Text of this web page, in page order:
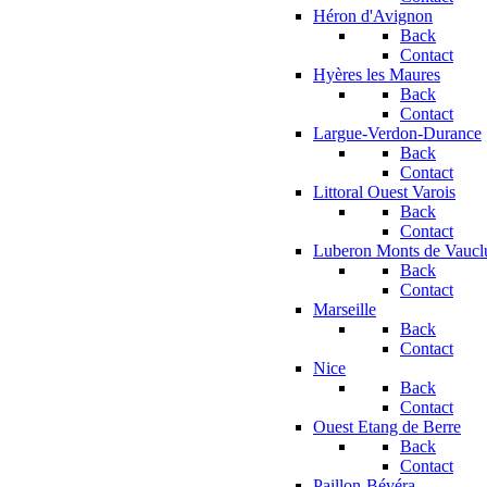
Héron d'Avignon
Back
Contact
Hyères les Maures
Back
Contact
Largue-Verdon-Durance
Back
Contact
Littoral Ouest Varois
Back
Contact
Luberon Monts de
Back
Contact
Marseille
Back
Contact
Nice
Back
Contact
Ouest Etang de Berre
Back
Contact